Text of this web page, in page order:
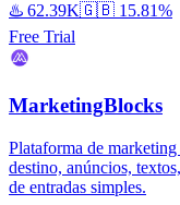
♨️ 62.39K🇬🇧 15.81%
Free Trial
MarketingBlocks
Plataforma de
destino, anúncios,
de entradas simples.